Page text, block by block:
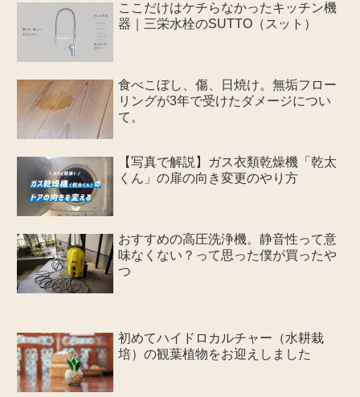
ここだけはケチらなかったキッチン機
器｜三栄水栓のSUTTO（スット）
食べこぼし、傷、日焼け。無垢フロー
リングが3年で受けたダメージについ
て。
【写真で解説】ガス衣類乾燥機「乾太
くん」の扉の向き変更のやり方
おすすめの高圧洗浄機。静音性って意
味なくない？って思った僕が買ったや
つ
初めてハイドロカルチャー（水耕栽
培）の観葉植物をお迎えしました